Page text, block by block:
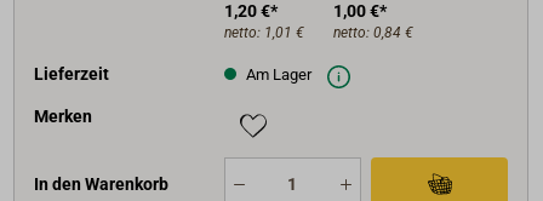
1,20 €*
netto: 1,01 €
1,00 €*
netto: 0,84 €
Lieferzeit Am Lager
Merken
In den Warenkorb